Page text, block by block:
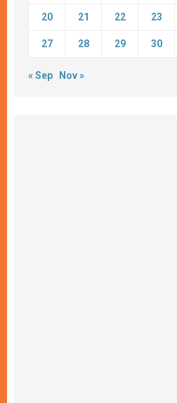
20 21 22 23
27 28 29 30
« Sep Nov »